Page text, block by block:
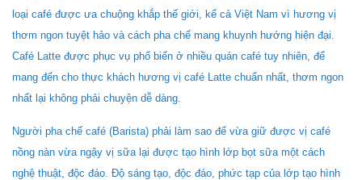
loại café được ưa chuộng khắp thế giới, kể cả Việt Nam vì hương vị
thơm ngon tuyệt hảo và cách pha chế mang khuynh hướng hiện đại.
Café Latte được phục vụ phổ biến ở nhiều quán café tuy nhiên, để
mang đến cho thực khách hương vị café Latte chuẩn nhất, thơm ngon
nhất lại không phải chuyện dễ dàng.
Người pha chế café (Barista) phải làm sao để vừa giữ được vị café
nồng nàn vừa ngậy vị sữa lại được tạo hình lớp bọt sữa một cách
nghệ thuật, độc đáo. Độ sáng tạo, độc đáo, phức tạp của lớp tạo hình